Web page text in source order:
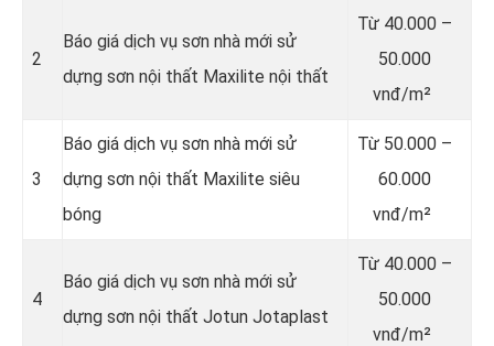
2
Báo giá dịch vụ sơn nhà mới sử
dựng sơn nội thất Maxilite nội thất
Từ 40.000 –
50.000
vnđ/m²
3
Báo giá dịch vụ sơn nhà mới sử
dựng sơn nội thất Maxilite siêu
bóng
Từ 50.000 –
60.000
vnđ/m²
4
Báo giá dịch vụ sơn nhà mới sử
dựng sơn nội thất Jotun Jotaplast
Từ 40.000 –
50.000
vnđ/m²